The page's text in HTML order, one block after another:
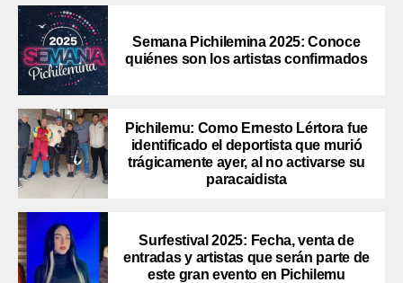
Semana Pichilemina 2025: Conoce
quiénes son los artistas confirmados
Pichilemu: Como Ernesto Lértora fue
identificado el deportista que murió
trágicamente ayer, al no activarse su
paracaidista
Surfestival 2025: Fecha, venta de
entradas y artistas que serán parte de
este gran evento en Pichilemu